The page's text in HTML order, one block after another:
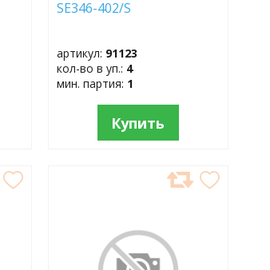
SE346-402/S
артикул: 91123
кол-во в уп.: 4
мин. партия: 1
Купить